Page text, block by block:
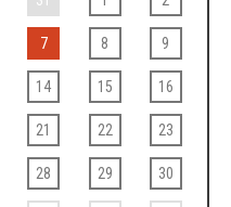
7 8 9
14 15 16
21 22 23
28 29 30